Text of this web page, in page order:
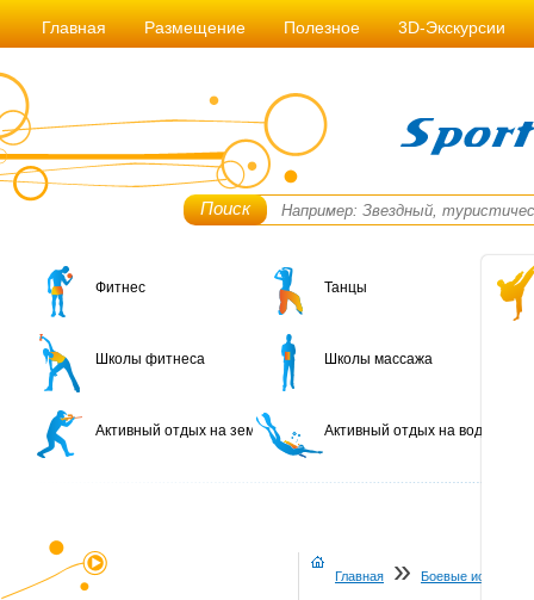
Главная Размещение Полезное 3D-Экскурсии
Поиск
Фитнес Танцы
Школы фитнеса Школы массажа
Активный отдых на земле Активный отдых на воде
Главная » Боевые искусства